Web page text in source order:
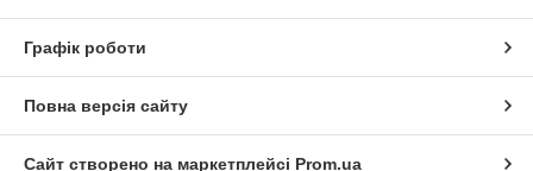
Графік роботи
Повна версія сайту
Сайт створено на маркетплейсі Prom.ua